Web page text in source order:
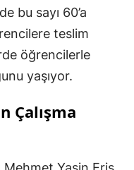
bu sayı 60’a
teslim
öğrencilerle
yaşıyor.
Çalışma